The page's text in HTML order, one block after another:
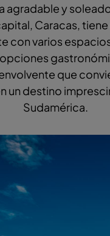
agradable y
Caracas, tiene
con varios
que
un destino
Sudamérica.